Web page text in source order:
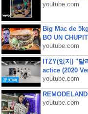
youtube.com
Big Mac de
BO UN
youtube.com
ITZY(있지) "
actice (2020
youtube.com
youtube.com